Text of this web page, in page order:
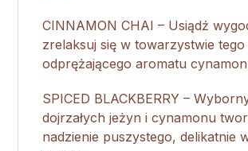
CINNAMON CHAI – Usiądź
zrelaksuj się w towarzystwie tego
odprężającego aromatu
SPICED BLACKBERRY –
dojrzałych jeżyn i cynamonu
nadzienie puszystego, delikatnie